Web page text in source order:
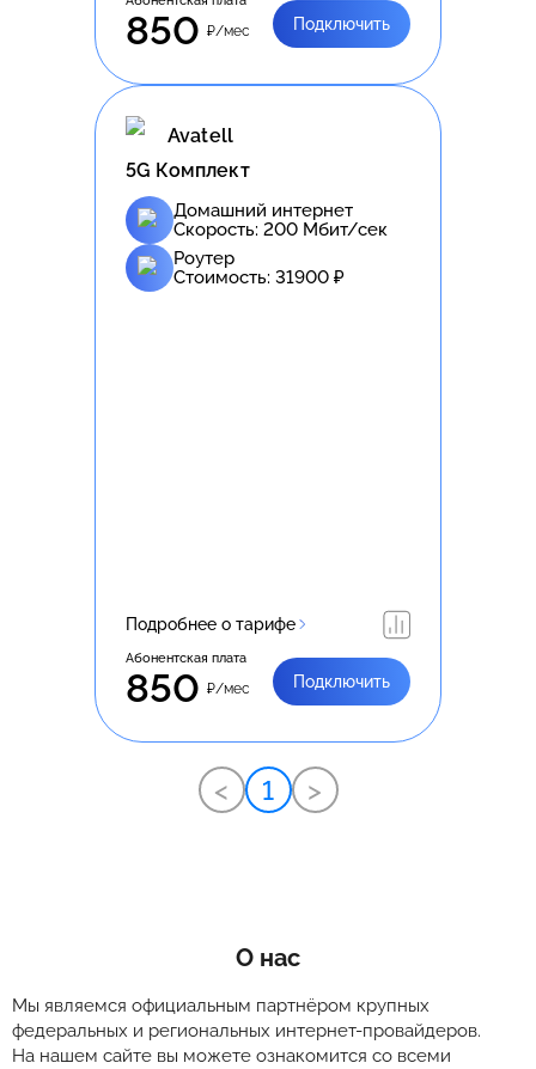
850 ₽/мес Подключить
Avatell
5G Комплект
Домашний интернет
Скорость: 200 Мбит/сек
Роутер
Стоимость: 31900 ₽
Подробнее о тарифе
Абонентская плата
850 ₽/мес Подключить
< 1 >
О нас
Мы являемся официальным партнёром крупных
федеральных и региональных интернет-провайдеров.
На нашем сайте вы можете ознакомится со всеми